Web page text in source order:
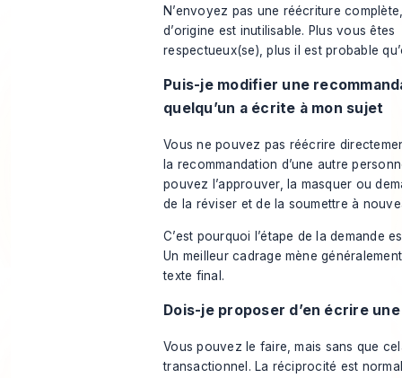
N’envoyez pas une réécriture
d’origine est inutilisable. Plus vous êtes
respectueux(se), plus il est probable
Puis-je modifier une
quelqu’un a écrite à mon sujet
Vous ne pouvez pas réécrire
la recommandation d’une autre
pouvez l’approuver, la masquer ou
de la réviser et de la soumettre à
C’est pourquoi l’étape de la demande
Un meilleur cadrage mène
texte final.
Dois-je proposer d’en écrire
Vous pouvez le faire, mais sans que
transactionnel. La réciprocité est